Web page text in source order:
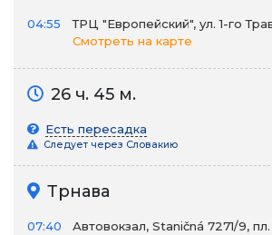
04:55
ТРЦ "Европейский", ул. 1-го
Смотреть на карте
26 ч. 45 м.
Есть пересадка
Следует через Словакию
Трнава
07:40
Автовокзал, Staničná 7271/9,